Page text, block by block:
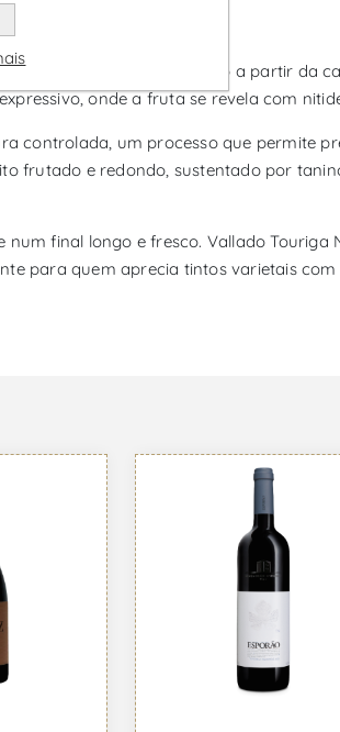
região de Porto e Douro a partir da
onde a fruta se revela com
controlada, um processo que permite
frutado e redondo, sustentado por
final longo e fresco. Vallado
para quem aprecia tintos varietais